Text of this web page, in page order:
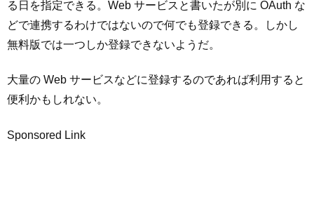
る日を指定できる。Web サービスと書いたが別に OAuth な
どで連携するわけではないので何でも登録できる。しかし
無料版では一つしか登録できないようだ。
大量の Web サービスなどに登録するのであれば利用すると
便利かもしれない。
Sponsored Link